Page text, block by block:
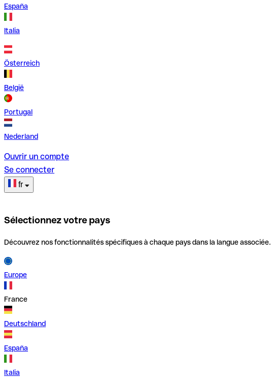
España
Italia
Österreich
België
Portugal
Nederland
Ouvrir un compte
Se connecter
fr
Sélectionnez votre pays
Découvrez nos fonctionnalités spécifiques à chaque pays dans la langue associée.
Europe
France
Deutschland
España
Italia